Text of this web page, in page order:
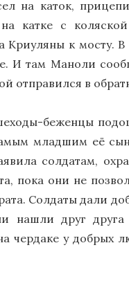
на каток,
катке с
Криуляны к мосту.
И там Маноли
отправился в
беженцы
младшим её
солдатам,
пока они не
Солдаты дали
нашли друг
чердаке у добрых